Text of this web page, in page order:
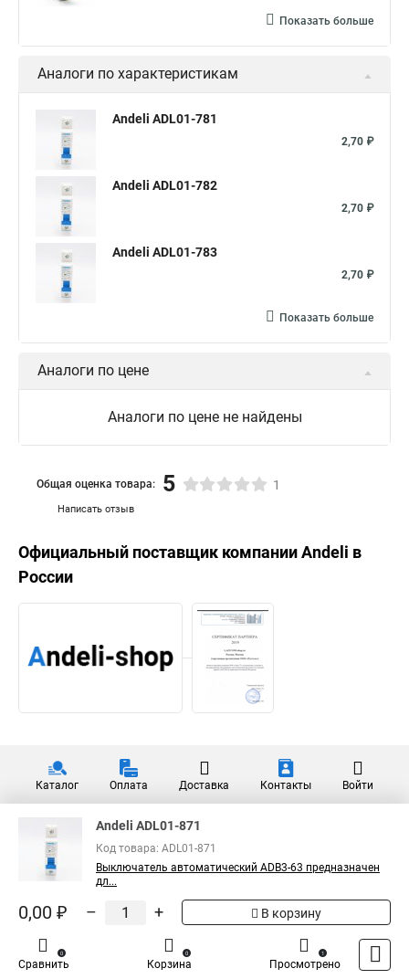
Показать больше
Аналоги по характеристикам
Andeli ADL01-781
2,70 ₽
Andeli ADL01-782
2,70 ₽
Andeli ADL01-783
2,70 ₽
Показать больше
Аналоги по цене
Аналоги по цене не найдены
Написать отзыв
Общая оценка товара: 5 1
Официальный поставщик компанииAndeli в
России
Каталог Оплата Доставка Контакты Войти
Andeli ADL01-871
Код товара: ADL01-871
Выключатель автоматический ADB3-63 предназначен
дл...
0,00 ₽ – + В корзину
Сравнить
0
Корзина
0
Просмотрено
1